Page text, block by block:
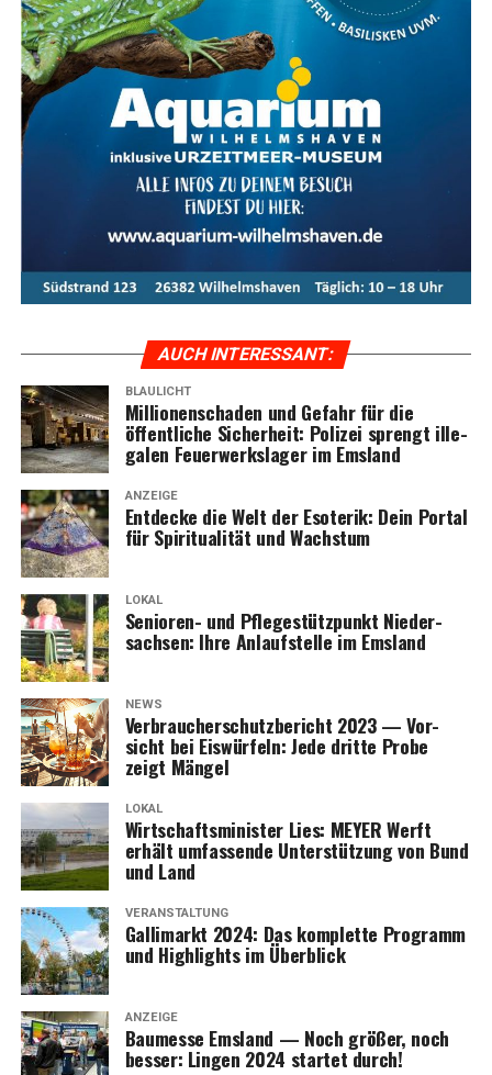
AUCH INTER­ES­SANT:
BLAULICHT
Mil­lio­nen­scha­den und Gefahr für die
öffent­li­che Sicher­heit: Poli­zei sprengt ille­
ga­len Feu­er­werks­la­ger im Emsland
ANZEIGE
Ent­de­cke die Welt der Eso­te­rik: Dein Por­tal
für Spi­ri­tua­li­tät und Wachstum
LOKAL
Senio­ren- und Pfle­ge­stütz­punkt Nie­der­
sach­sen: Ihre Anlauf­stel­le im Emsland
NEWS
Ver­brau­cher­schutz­be­richt 2023 — Vor­
sicht bei Eis­wür­feln: Jede drit­te Pro­be
zeigt Mängel
LOKAL
Wirt­schafts­mi­nis­ter Lies: MEYER Werft
erhält umfas­sen­de Unter­stüt­zung von Bund
und Land
VERANSTALTUNG
Gal­li­markt 2024: Das kom­plet­te Pro­gramm
und High­lights im Überblick
ANZEIGE
Bau­mes­se Ems­land — Noch grö­ßer, noch
bes­ser: Lin­gen 2024 star­tet durch!